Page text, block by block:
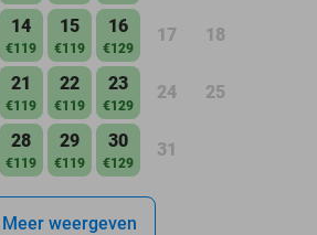
14
€119
15
€119
16
€129
17 18
21
€119
22
€119
23
€129
24 25
28
€119
29
€119
30
€129
31
Meer weergeven